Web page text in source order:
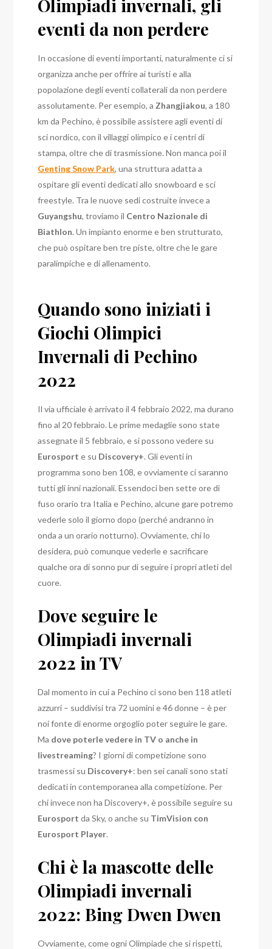
Olimpiadi invernali, gli
eventi da non perdere
In occasione di eventi importanti, naturalmente ci si
organizza anche per offrire ai turisti e alla
popolazione degli eventi collaterali da non perdere
assolutamente. Per esempio, a Zhangjiakou, a 180
km da Pechino, è possibile assistere agli eventi di
sci nordico, con il villaggi olimpico e i centri di
stampa, oltre che di trasmissione.Non manca poi il
Genting Snow Park, una struttura adatta a
ospitare gli eventi dedicati allo snowboard e sci
freestyle. Tra le nuove sedi costruite invece a
Guyangshu, troviamo il Centro Nazionale di
Biathlon. Un impianto enorme e ben strutturato,
che può ospitare ben tre piste, oltre che le gare
paralimpiche e di allenamento.
Quando sono iniziati i
Giochi Olimpici
Invernali di Pechino
2022
Il via ufficiale è arrivato il 4 febbraio 2022, ma durano
fino al 20 febbraio. Le prime medaglie sono state
assegnate il 5 febbraio, e si possono vedere su
Eurosport e su Discovery+. Gli eventi in
programma sono ben 108, e ovviamente ci saranno
tutti gli inni nazionali.Essendoci ben sette ore di
fuso orario tra Italia e Pechino, alcune gare potremo
vederle solo il giorno dopo (perché andranno in
onda a un orario notturno). Ovviamente, chi lo
desidera, può comunque vederle e sacrificare
qualche ora di sonno pur di seguire i propri atleti del
cuore.
Dove seguire le
Olimpiadi invernali
2022 in TV
Dal momento in cui a Pechino ci sono ben 118 atleti
azzurri – suddivisi tra 72 uomini e 46 donne – è per
noi fonte di enorme orgoglio poter seguire le gare.
Ma dove poterle vedere in TV o anche in
livestreaming? I giorni di competizione sono
trasmessi su Discovery+: ben sei canali sono stati
dedicati in contemporanea alla competizione. Per
chi invece non ha Discovery+, è possibile seguire su
Eurosport da Sky, o anche su TimVision con
Eurosport Player.
Chi è la mascotte delle
Olimpiadi invernali
2022: Bing Dwen Dwen
Ovviamente, come ogni Olimpiade che si rispetti,